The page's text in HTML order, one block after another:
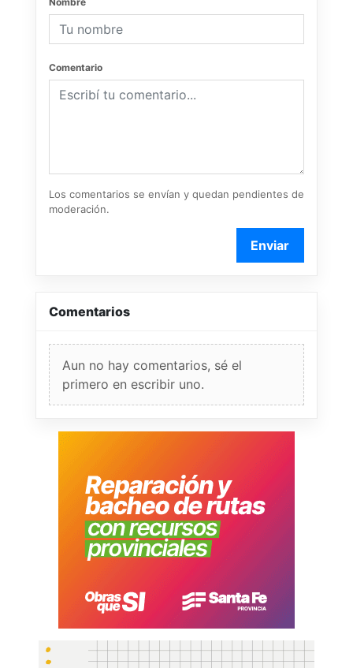
Comentario
Los comentarios se envían y quedan pendientes de
moderación.
Enviar
Comentarios
Aun no hay comentarios, sé el
primero en escribir uno.